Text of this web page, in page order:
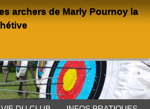
archers de Marly Pournoy la
cookies